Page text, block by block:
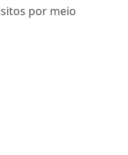
por meio